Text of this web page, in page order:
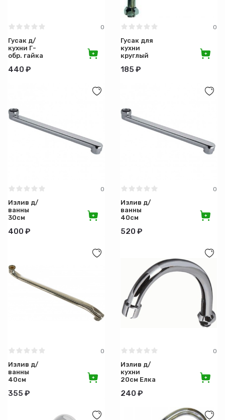
Цвет
Длина (см)
Высота (см)
Конструкция
Вес (кг)
0
Гусак д/
кухни Г-
обр. гайка
смесит. с
440 ₽
0
Гусак для
кухни
круглый
185 ₽
0
Излив д/
ванны
30см
имп.
400 ₽
0
Излив д/
ванны
40см
имп.
520 ₽
0
Излив д/
ванны
40см
S-обр.
355 ₽
0
Излив д/
кухни
20см Елка
изл.
240 ₽